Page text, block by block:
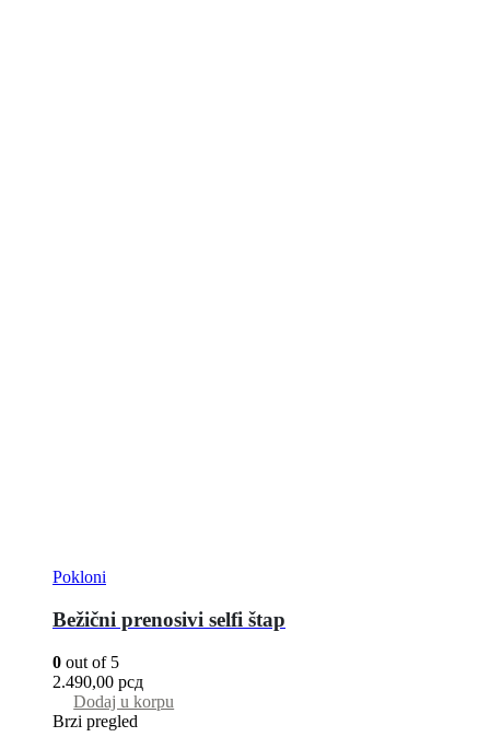
Pokloni
Bežični prenosivi selfi štap
0 out of 5
2.490,00 рсд
Dodaj u korpu
Brzi pregled